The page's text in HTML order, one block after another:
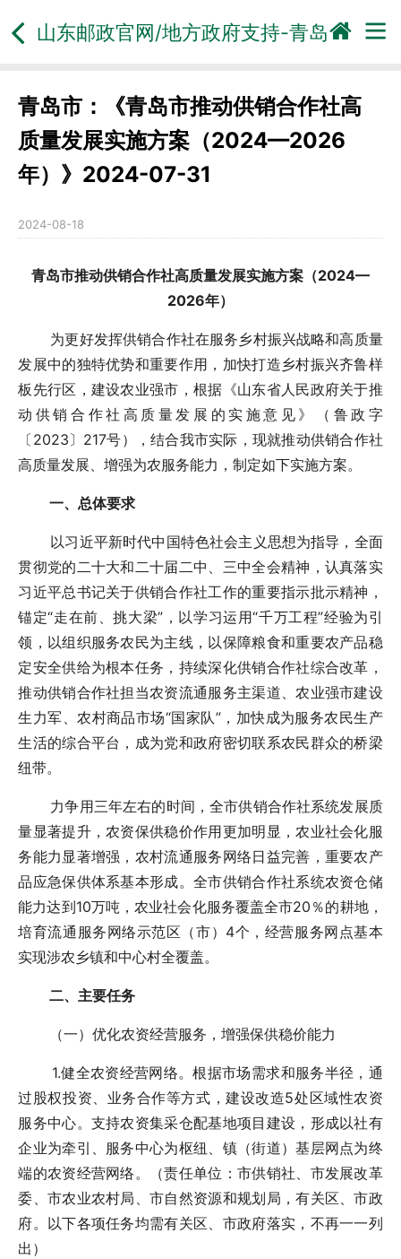
山东邮政官网/地方政府支持-青岛
青岛市：《青岛市推动供销合作社高
质量发展实施方案（2024—2026
年）》2024-07-31
2024-08-18
青岛市推动供销合作社高质量发展实施方案（2024—
2026年）
为更好发挥供销合作社在服务乡村振兴战略和高质量
发展中的独特优势和重要作用，加快打造乡村振兴齐鲁样
板先行区，建设农业强市，根据《山东省人民政府关于推
动供销合作社高质量发展的实施意见》（鲁政字
〔2023〕217号），结合我市实际，现就推动供销合作社
高质量发展、增强为农服务能力，制定如下实施方案。
一、总体要求
以习近平新时代中国特色社会主义思想为指导，全面
贯彻党的二十大和二十届二中、三中全会精神，认真落实
习近平总书记关于供销合作社工作的重要指示批示精神，
锚定“走在前、挑大梁”，以学习运用“千万工程”经验为引
领，以组织服务农民为主线，以保障粮食和重要农产品稳
定安全供给为根本任务，持续深化供销合作社综合改革，
推动供销合作社担当农资流通服务主渠道、农业强市建设
生力军、农村商品市场“国家队”，加快成为服务农民生产
生活的综合平台，成为党和政府密切联系农民群众的桥梁
纽带。
力争用三年左右的时间，全市供销合作社系统发展质
量显著提升，农资保供稳价作用更加明显，农业社会化服
务能力显著增强，农村流通服务网络日益完善，重要农产
品应急保供体系基本形成。全市供销合作社系统农资仓储
能力达到10万吨，农业社会化服务覆盖全市20％的耕地，
培育流通服务网络示范区（市）4个，经营服务网点基本
实现涉农乡镇和中心村全覆盖。
二、主要任务
（一）优化农资经营服务，增强保供稳价能力
1.健全农资经营网络。根据市场需求和服务半径，通
过股权投资、业务合作等方式，建设改造5处区域性农资
服务中心。支持农资集采仓配基地项目建设，形成以社有
企业为牵引、服务中心为枢纽、镇（街道）基层网点为终
端的农资经营网络。（责任单位：市供销社、市发展改革
委、市农业农村局、市自然资源和规划局，有关区、市政
府。以下各项任务均需有关区、市政府落实，不再一一列
出）